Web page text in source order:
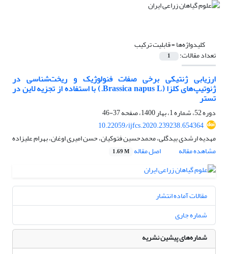
کلیدواژه‌ها =قابلیت ترکیب
تعداد مقالات: 1
ارزیابی ژنتیکی برخی صفات فنولوژیک و ریخت‌شناسی در
ژنوتیپ‌های کلزا (Brassica napus L.) با استفاده از تجزیه لاین در
تستر
دوره 52، شماره 1، بهار 1400، صفحه
37-46
10.22059/ijfcs.2020.239238.654364
مهدیه ارشدی بیدگلی، محمدحسین فتوکیان، حسن امیری اوغان، بهرام علیزاده
مشاهده مقاله
اصل مقاله 1.69 M
مقالات آماده انتشار
شماره جاری
شماره‌های پیشین نشریه